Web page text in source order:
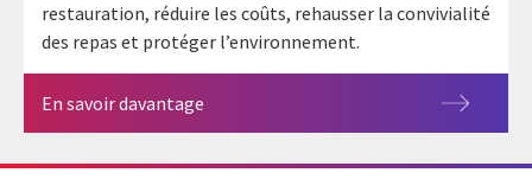
restauration, réduire les coûts, rehausser la convivialité
des repas et protéger l’environnement.
En savoir davantage